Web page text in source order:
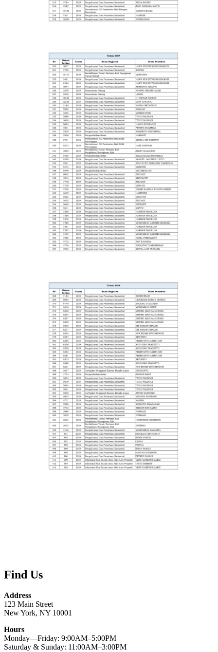
Find Us
Address
123 Main Street
New York, NY 10001
Hours
Monday—Friday: 9:00AM–5:00PM
Saturday & Sunday: 11:00AM–3:00PM